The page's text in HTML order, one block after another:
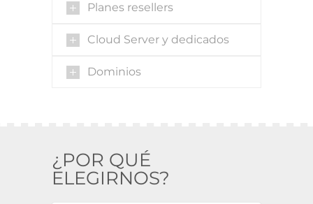
Planes resellers
Cloud Server y dedicados
Dominios
¿POR QUÉ
ELEGIRNOS?